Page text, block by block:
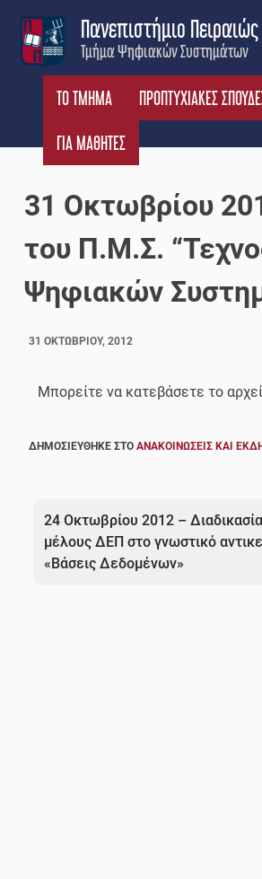
content
Τμήμα Ψηφιακών Συστημάτων
Πανεπιστήμιο Πειραιώς
ΤΟ ΤΜΗΜΑ ΠΡΟΠΤΥΧΙΑΚΕΣ
ΓΙΑ ΜΑΘΗΤΕΣ
31 Οκτωβρίου
του Π.Μ.Σ.
Ψηφιακών
31 ΟΚΤΩΒΡΊΟΥ, 2012
Μπορείτε να κατεβάσετε το
ΔΗΜΟΣΙΕΎΘΗΚΕ ΣΤΟ ΑΝΑΚΟΙΝΏΣΕΙΣ ΚΑΙ
άρθρων
24 Οκτωβρίου 2012 –
μέλους ΔΕΠ στο γνωστικό
«Βάσεις Δεδομένων»